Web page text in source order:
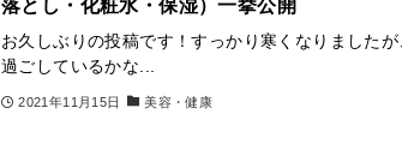
落とし・化粧水・保湿）一挙公開
お久しぶりの投稿です！すっかり寒くなりました
過ごしているかな...
2021年11月15日 美容・健康